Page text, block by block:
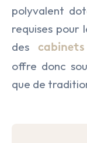
polyvalent
requises pour
des
offre donc
que de